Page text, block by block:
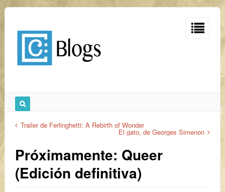
Trailer de Ferlinghetti: A Rebirth of Wonder
El gato, de Georges Simenon
Próximamente: Queer
(Edición definitiva)